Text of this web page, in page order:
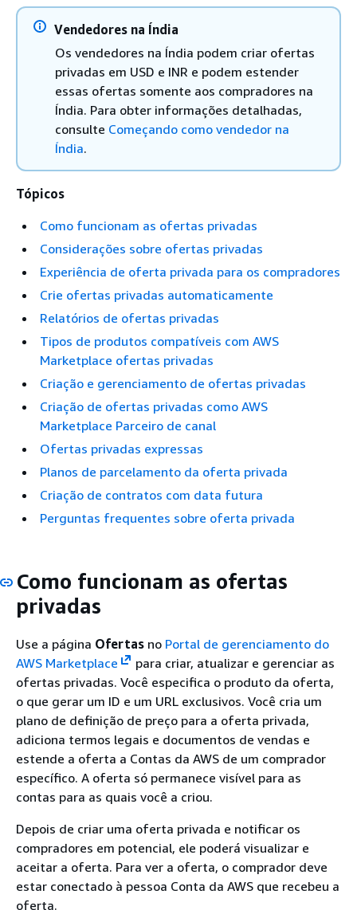
Vendedores na Índia
Os vendedores na Índia podem criar ofertas
privadas em USD e INR e podem estender
essas ofertas somente aos compradores na
Índia. Para obter informações detalhadas,
consulte Começando como vendedor na
Índia.
Tópicos
Como funcionam as ofertas privadas
Considerações sobre ofertas privadas
Experiência de oferta privada para os compradores
Crie ofertas privadas automaticamente
Relatórios de ofertas privadas
Tipos de produtos compatíveis com AWS
Marketplace ofertas privadas
Criação e gerenciamento de ofertas privadas
Criação de ofertas privadas como AWS
Marketplace Parceiro de canal
Ofertas privadas expressas
Planos de parcelamento da oferta privada
Criação de contratos com data futura
Perguntas frequentes sobre oferta privada
Como funcionam as ofertas
privadas
Use a página Ofertas no Portal de gerenciamento do
AWS Marketplace
para criar, atualizar e gerenciar as
ofertas privadas. Você especifica o produto da oferta,
o que gerar um ID e um URL exclusivos. Você cria um
plano de definição de preço para a oferta privada,
adiciona termos legais e documentos de vendas e
estende a oferta a Contas da AWS de um comprador
específico. A oferta só permanece visível para as
contas para as quais você a criou.
Depois de criar uma oferta privada e notificar os
compradores em potencial, ele poderá visualizar e
aceitar a oferta. Para ver a oferta, o comprador deve
estar conectado à pessoa Conta da AWS que recebeu a
oferta.